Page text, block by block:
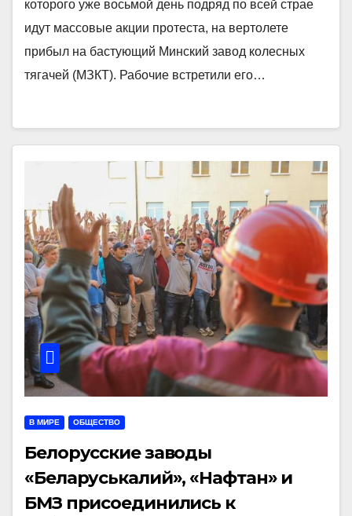
которого уже восьмой день подряд по всей страе
идут массовые акции протеста, на вертолете
прибыл на бастующий Минский завод колесных
тягачей (МЗКТ). Рабочие встретили его…
В МИРЕ ОБЩЕСТВО
Белорусские заводы
«Беларуськалий», «Нафтан» и
БМЗ присоединились к